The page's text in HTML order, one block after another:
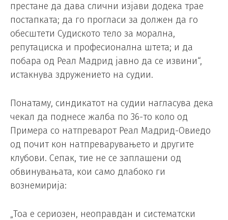
престане да дава слични изјави додека трае
постапката; да го прогласи за должен да го
обесштети Судиското тело за морална,
репутациска и професионална штета; и да
побара од Реал Мадрид јавно да се извини“,
истакнува здружението на судии.
Понатаму, синдикатот на судии нагласува дека
чекал да поднесе жалба по 36-то коло од
Примера со натпреварот Реал Мадрид-Овиедо
од почит кон натпреварувањето и другите
клубови. Сепак, тие не се заплашени од
обвинувањата, кои само длабоко ги
вознемирија:
„Тоа е сериозен, неоправдан и систематски